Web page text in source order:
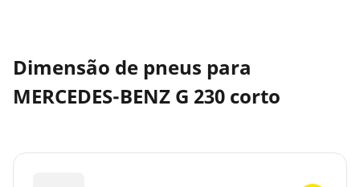
Dimensão de pneus para
MERCEDES-BENZ G 230 corto